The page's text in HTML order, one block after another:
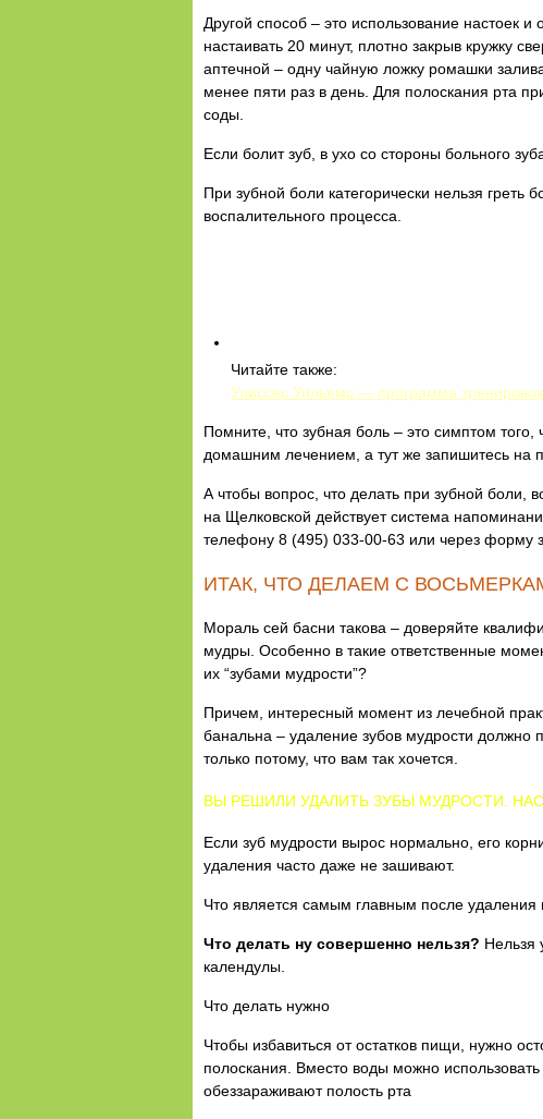
Другой способ – это использование настоек
настаивать 20 минут, плотно закрыв кружку
аптечной – одну чайную ложку ромашки
менее пяти раз в день. Для полоскания рта
соды.
Если болит зуб, в ухо со стороны больного
При зубной боли категорически нельзя
воспалительного процесса.
Читайте также:
Улиссес Уильямс — программа
Помните, что зубная боль – это симптом
домашним лечением, а тут же запишитесь на
А чтобы вопрос, что делать при зубной боли,
на Щелковской действует система
телефону 8 (495) 033-00-63 или через форму
ИТАК, ЧТО ДЕЛАЕМ С
Мораль сей басни такова – доверяйте
мудры. Особенно в такие ответственные
их “зубами мудрости”?
Причем, интересный момент из лечебной
банальна – удаление зубов мудрости должно
только потому, что вам так хочется.
ВЫ РЕШИЛИ УДАЛИТЬ ЗУБЫ МУДРОСТИ.
Если зуб мудрости вырос нормально, его
удаления часто даже не зашивают.
Что является самым главным после удаления
Что делать ну совершенно нельзя? Нельзя
календулы.
Что делать нужно
Чтобы избавиться от остатков пищи, нужно
полоскания. Вместо воды можно
обеззараживают полость рта